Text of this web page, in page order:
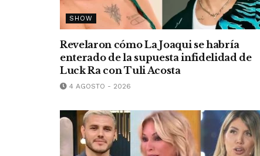
SHOW
Revelaron cómo La Joaqui se habría
enterado de la supuesta infidelidad de
Luck Ra con Tuli Acosta
4 AGOSTO - 2026